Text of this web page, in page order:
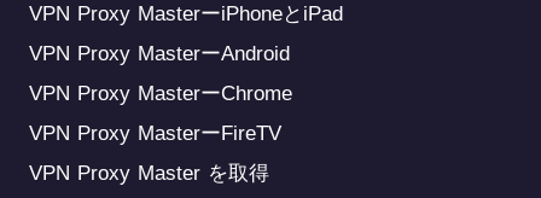
VPN Proxy MasterーiPhoneとiPad
VPN Proxy MasterーAndroid
VPN Proxy MasterーChrome
VPN Proxy MasterーFireTV
VPN Proxy Master を取得